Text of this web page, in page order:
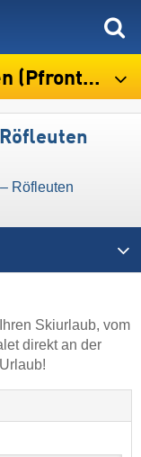
Röfleuten
Skiurlaub, vom
direkt an der